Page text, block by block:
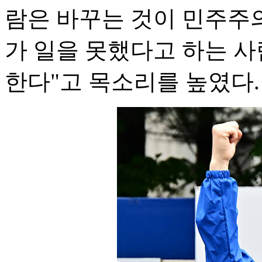
람은 바꾸는 것이 민주
가 일을 못했다고 하는
한다"고 목소리를 높였다.